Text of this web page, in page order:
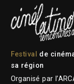
Festival
de
sa région
Organisé par